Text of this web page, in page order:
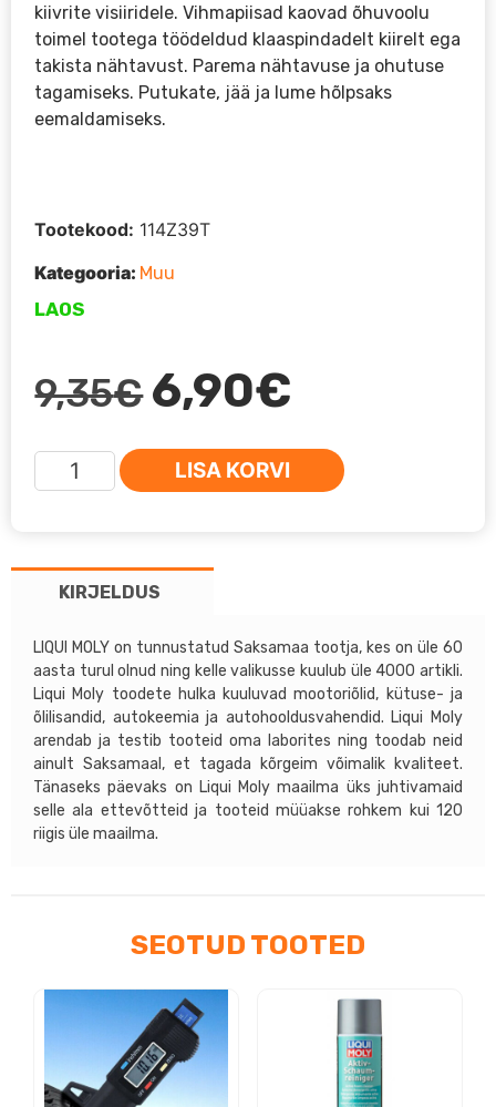
9,35€ Algne
hind
oli:
9,35€.
6,90€
hind
on:
kiivrite visiiridele. Vihmapiisad kaovad õhuvoolu
toimel tootega töödeldud klaaspindadelt kiirelt ega
takista nähtavust. Parema nähtavuse ja ohutuse
tagamiseks. Putukate, jää ja lume hõlpsaks
eemaldamiseks.
Tuuleklaasilt
vihmapiisku
125ml
kogus
LISA KORVI
Tootekood: 114Z39T
Kategooria: Muu
LAOS
KIRJELDUS
LIQUI MOLY on tunnustatud Saksamaa tootja, kes on üle 60
aasta turul olnud ning kelle valikusse kuulub üle 4000 artikli.
Liqui Moly toodete hulka kuuluvad mootoriõlid, kütuse- ja
õlilisandid, autokeemia ja autohooldusvahendid. Liqui Moly
arendab ja testib tooteid oma laborites ning toodab neid
ainult Saksamaal, et tagada kõrgeim võimalik kvaliteet.
Tänaseks päevaks on Liqui Moly maailma üks juhtivamaid
selle ala ettevõtteid ja tooteid müüakse rohkem kui 120
riigis üle maailma.
SEOTUD TOOTED